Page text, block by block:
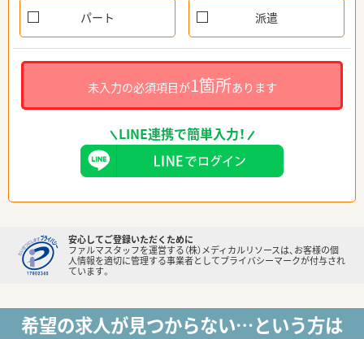
パート 派遣
未入力の必須項目が1箇所あります
LINE連携で簡単入力！
安心してご登録いただくために
ファルマスタッフを運営する（株）メディカルリソースは、お客様の個
人情報を適切に管理する事業者としてプライバシーマークが付与され
ています。
希望の求人が見つからない…という方は